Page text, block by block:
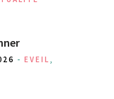
- EVEIL ,